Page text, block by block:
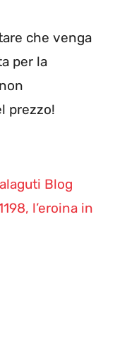
che venga
per la
prezzo!
Blog
l’eroina in